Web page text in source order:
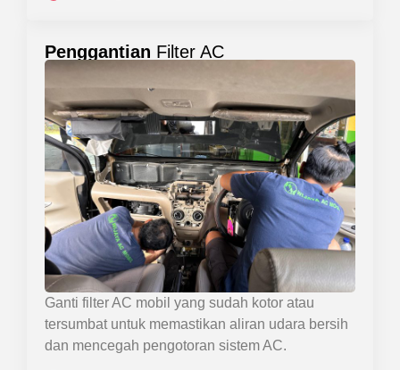
Penggantian Filter AC
Ganti filter AC mobil yang sudah kotor atau
tersumbat untuk memastikan aliran udara bersih
dan mencegah pengotoran sistem AC.